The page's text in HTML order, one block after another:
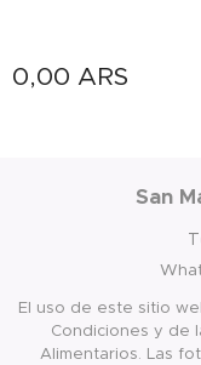
0,00 ARS
San
El uso de este sitio
Condiciones y de
Alimentarios. Las